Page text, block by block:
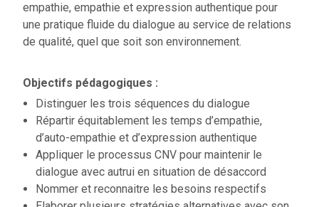
empathie, empathie et expression authentique pour
une pratique fluide du dialogue au service de relations
de qualité, quel que soit son environnement.
Objectifs pédagogiques :
Distinguer les trois séquences du dialogue
Répartir équitablement les temps d’empathie,
d’auto-empathie et d’expression authentique
Appliquer le processus CNV pour maintenir le
dialogue avec autrui en situation de désaccord
Nommer et reconnaitre les besoins respectifs